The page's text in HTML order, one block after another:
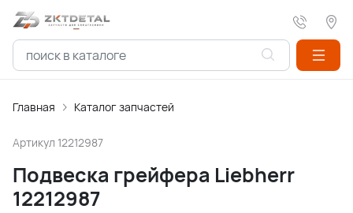
Главная Каталог запчастей
Артикул 12212987
Подвеска грейфера Liebherr
12212987